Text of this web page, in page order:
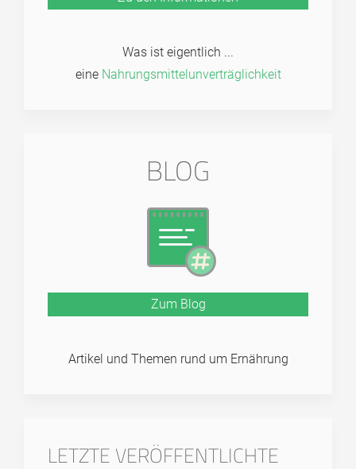
Was ist eigentlich ...
eine Nahrungs­mittel­unver­träglich­keit
BLOG
Zum Blog
Artikel und Themen rund um Ernährung
LETZTE VERÖFFENTLICHTE